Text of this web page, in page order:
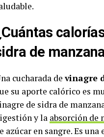
de
cucharada devinagre
su aporte calórico es
de sidra de
y la absorción de
azúcar en sangre. Es